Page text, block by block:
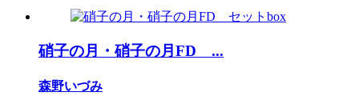
硝子の月・硝子の月FD ...
森野いづみ